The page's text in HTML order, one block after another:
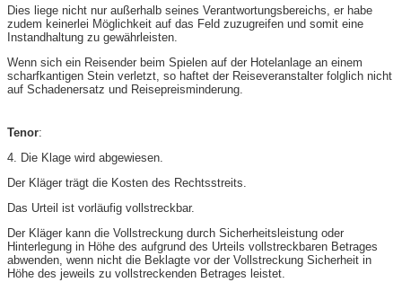
Dies liege nicht nur außerhalb seines Verantwortungsbereichs, er habe
zudem keinerlei Möglichkeit auf das Feld zuzugreifen und somit eine
Instandhaltung zu gewährleisten.
Wenn sich ein Reisender beim Spielen auf der Hotelanlage an einem
scharfkantigen Stein verletzt, so haftet der Reiseveranstalter folglich nicht
auf Schadenersatz und Reisepreisminderung.
Tenor:
4. Die Klage wird abgewiesen.
Der Kläger trägt die Kosten des Rechtsstreits.
Das Urteil ist vorläufig vollstreckbar.
Der Kläger kann die Vollstreckung durch Sicherheitsleistung oder
Hinterlegung in Höhe des aufgrund des Urteils vollstreckbaren Betrages
abwenden, wenn nicht die Beklagte vor der Vollstreckung Sicherheit in
Höhe des jeweils zu vollstreckenden Betrages leistet.